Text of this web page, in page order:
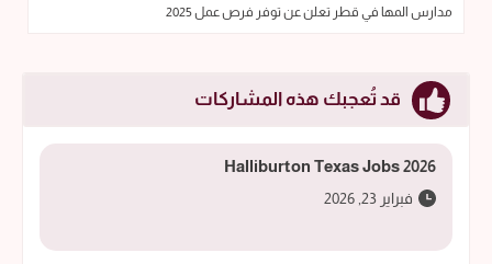
مدارس المها في قطر تعلن عن توفر فرص عمل 2025
قد تُعجبك هذه المشاركات
Halliburton Texas Jobs 2026
فبراير 23, 2026